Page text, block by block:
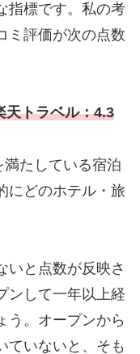
指標です。私の考
ミ評価が次の点数
トラベル：4.3
たしている宿泊
にどのホテル・旅
いと点数が反映さ
ンして一年以上経
う。オープンから
ていないと、そも